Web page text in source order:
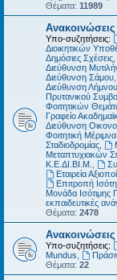
Θέματα: 11989
Υπο-συζητήσεις:
Διοικητικών
Δημόσιες Σχέσεις
Διεύθυνση
Διεύθυνση Σάμου
Διεύθυνση Λήμνου
Πρυτανικού
Φοιτητικών
Γραφείο
Διεύθυνση
Φοιτητική
Σταδιοδρομίας
Μεταπτυχιακών
Κ.Ε.ΔΙ.ΒΙ.Μ.
Εταιρεία
Επιτροπή
Μονάδα Ισότιμης
εκπαιδευτικές
Θέματα: 2478
Υπο-συζητήσεις:
Mundus
Θέματα: 22